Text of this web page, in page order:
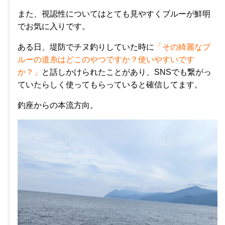
また、視認性についてはとても見やすくブルーが鮮明
でお気に入りです。
ある日、堤防でチヌ釣りしていた時に
「その綺麗なブ
ルーの道糸はどこのやつですか？使いやすいです
か？」
と話しかけられたことがあり、SNSでも繋がっ
ていたらしく使ってもらっていると確信してます。
釣座からの本流方向。